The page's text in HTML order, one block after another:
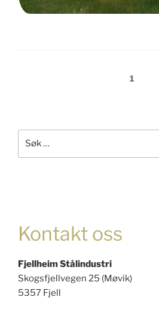
Side1
etter:
Kontakt oss
Fjellheim Stålindustri
Skogsfjellvegen 25 (Møvik)
5357 Fjell